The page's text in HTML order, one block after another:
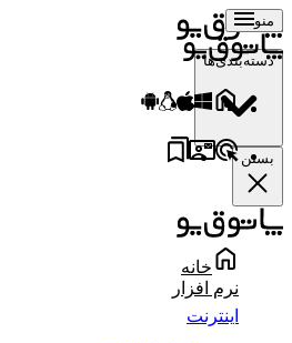
منو
دسته‌بندی‌ها
بستن
خانه
نرم افزار
اینترنت